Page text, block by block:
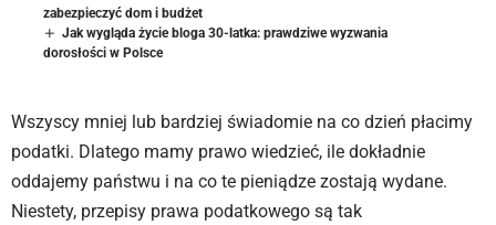
zabezpieczyć dom i budżet
Jak wygląda życie bloga 30-latka: prawdziwe wyzwania
dorosłości w Polsce
Wszyscy mniej lub bardziej świadomie na co dzień płacimy
podatki. Dlatego mamy prawo wiedzieć, ile dokładnie
oddajemy państwu i na co te pieniądze zostają wydane.
Niestety, przepisy prawa podatkowego są tak